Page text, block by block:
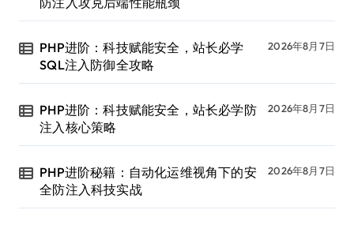
PHP进阶：科技赋能安全，站长必学
SQL注入防御全攻略
2026年8月7日
PHP进阶：科技赋能安全，站长必学防
注入核心策略
2026年8月7日
PHP进阶秘籍：自动化运维视角下的安
全防注入科技实战
2026年8月7日